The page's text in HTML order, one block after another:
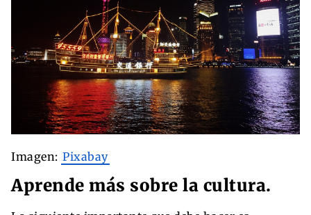
Imagen: Pixabay
Aprende más sobre la cultura.